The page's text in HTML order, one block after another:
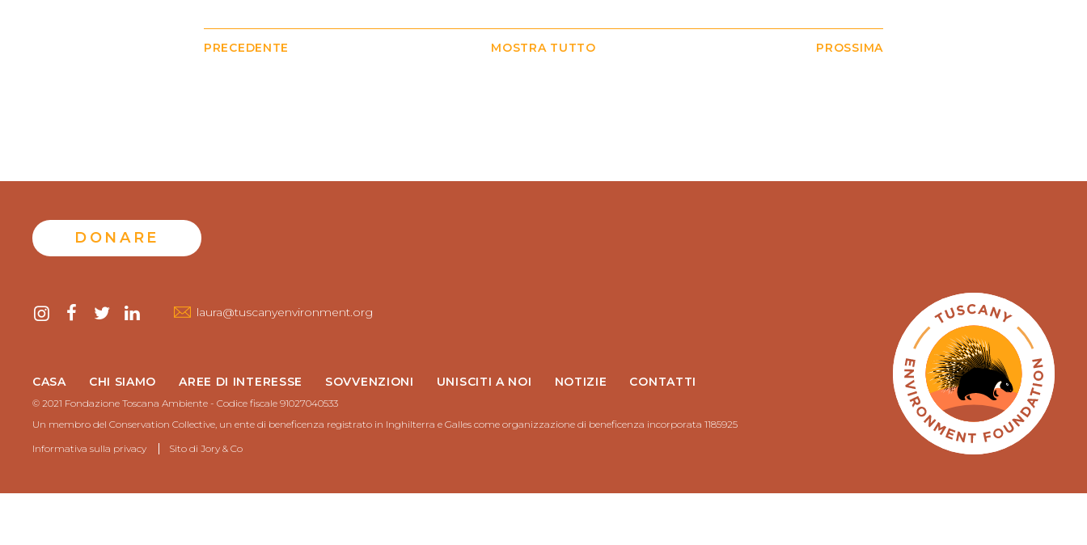
PRECEDENTE MOSTRA TUTTO PROSSIMA
DONARE
Contattaci
instagram
Facebook
twitterLinkedInlaura@tuscanyenvironment.org
CASA CHI SIAMO AREE DI INTERESSE SOVVENZIONI UNISCITI A NOI NOTIZIE CONTATTI
© 2021 Fondazione Toscana Ambiente - Codice fiscale 91027040533
Un membro del Conservation Collective, un ente di beneficenza registrato in Inghilterra e Galles come organizzazione di beneficenza incorporata 1185925
Informativa sulla privacy
Sito di Jory & Co